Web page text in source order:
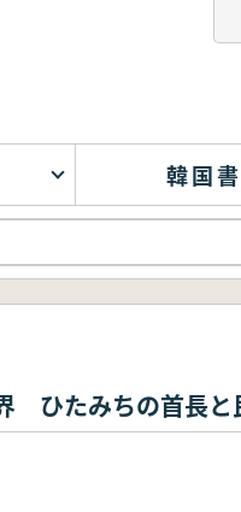
韓国書
ひたみちの首長と